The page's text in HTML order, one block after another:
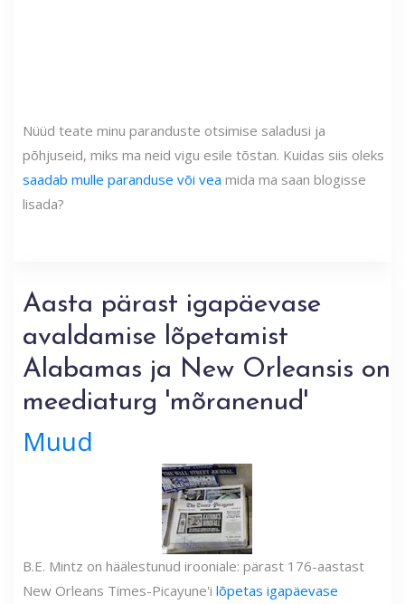
Nüüd teate minu paranduste otsimise saladusi ja
põhjuseid, miks ma neid vigu esile tõstan. Kuidas siis oleks
saadab mulle paranduse või vea mida ma saan blogisse
lisada?
Aasta pärast igapäevase
avaldamise lõpetamist
Alabamas ja New Orleansis on
meediaturg 'mõranenud'
Muud
B.E. Mintz on häälestunud irooniale: pärast 176-aastast
New Orleans Times-Picayune'i lõpetas igapäevase